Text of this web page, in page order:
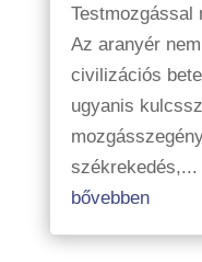
Testmozgással
Az aranyér
civilizációs
ugyanis
székrekedés,...
bővebben